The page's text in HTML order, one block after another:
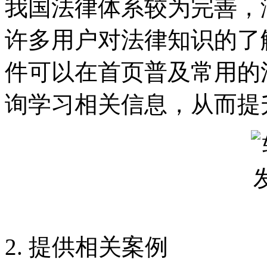
我国法律体系较为完善
许多用户对法律知识的
件可以在首页普及常用
询学习相关信息，从而
2. 提供相关案例